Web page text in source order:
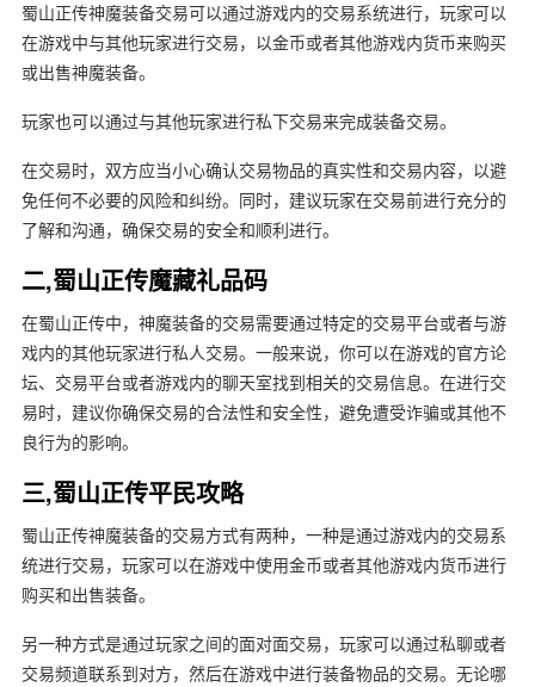
蜀山正传神魔装备交易可以通过游戏内的交易系统进行，玩家可以
在游戏中与其他玩家进行交易，以金币或者其他游戏内货币来购买
或出售神魔装备。
玩家也可以通过与其他玩家进行私下交易来完成装备交易。
在交易时，双方应当小心确认交易物品的真实性和交易内容，以避
免任何不必要的风险和纠纷。同时，建议玩家在交易前进行充分的
了解和沟通，确保交易的安全和顺利进行。
二,蜀山正传魔藏礼品码
在蜀山正传中，神魔装备的交易需要通过特定的交易平台或者与游
戏内的其他玩家进行私人交易。一般来说，你可以在游戏的官方论
坛、交易平台或者游戏内的聊天室找到相关的交易信息。在进行交
易时，建议你确保交易的合法性和安全性，避免遭受诈骗或其他不
良行为的影响。
三,蜀山正传平民攻略
蜀山正传神魔装备的交易方式有两种，一种是通过游戏内的交易系
统进行交易，玩家可以在游戏中使用金币或者其他游戏内货币进行
购买和出售装备。
另一种方式是通过玩家之间的面对面交易，玩家可以通过私聊或者
交易频道联系到对方，然后在游戏中进行装备物品的交易。无论哪